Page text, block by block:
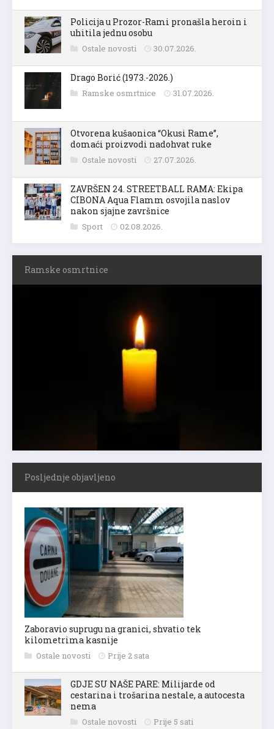
Policija u Prozor-Rami pronašla heroin i
uhitila jednu osobu
Ostale novosti 30.07.2026.
Drago Borić (1973.-2026.)
Ramske osmrtnice 31.07.2026.
Otvorena kušaonica “Okusi Rame”,
domaći proizvodi nadohvat ruke
Ostale novosti 27.07.2026.
ZAVRŠEN 24. STREETBALL RAMA: Ekipa
CIBONA Aqua Flamm osvojila naslov
nakon sjajne završnice
Sport 02.08.2026.
Ramske osmrtnice
Posljednje objavljeno
Zaboravio suprugu na granici, shvatio tek
kilometrima kasnije
Ostale novosti Prije 2 sata
GDJE SU NAŠE PARE: Milijarde od
cestarina i trošarina nestale, a autocesta
nema
Ostale novosti Prije 5 sati